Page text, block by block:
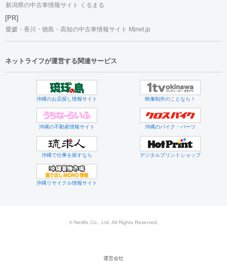
新潟県の中古車情報サイト くるまる
[PR]
愛媛・香川・徳島・高知の中古車情報サイト Mjnet.jp
ネットライフが運営する関連サービス
沖縄のお店探し情報サイト 映像制作のことなら！
沖縄の不動産情報サイト 沖縄のバイク・パーツ
沖縄で仕事を探すなら デジタルプリントショップ
沖縄リサイクル情報サイト
© Netlife Co., Ltd. All Rights Reserved.
運営会社